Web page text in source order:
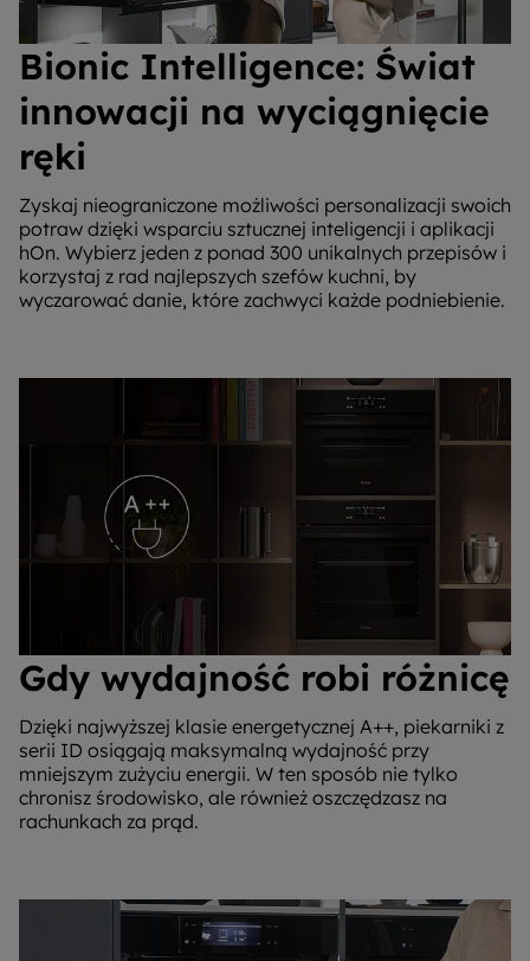
Bionic Intelligence: Świat
innowacji na wyciągnięcie
ręki
Zyskaj nieograniczone możliwości personalizacji swoich
potraw dzięki wsparciu sztucznej inteligencji i aplikacji
hOn. Wybierz jeden z ponad 300 unikalnych przepisów i
korzystaj z rad najlepszych szefów kuchni, by
wyczarować danie, które zachwyci każde podniebienie.
Gdy wydajność robi różnicę
Dzięki najwyższej klasie energetycznej A++, piekarniki z
serii ID osiągają maksymalną wydajność przy
mniejszym zużyciu energii. W ten sposób nie tylko
chronisz środowisko, ale również oszczędzasz na
rachunkach za prąd.